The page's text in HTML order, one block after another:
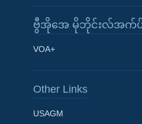
Learning English
ဗွီအိုအေ မိုဘိုင်းလ်အက်ပ်မ
VOA+
Other Links
USAGM